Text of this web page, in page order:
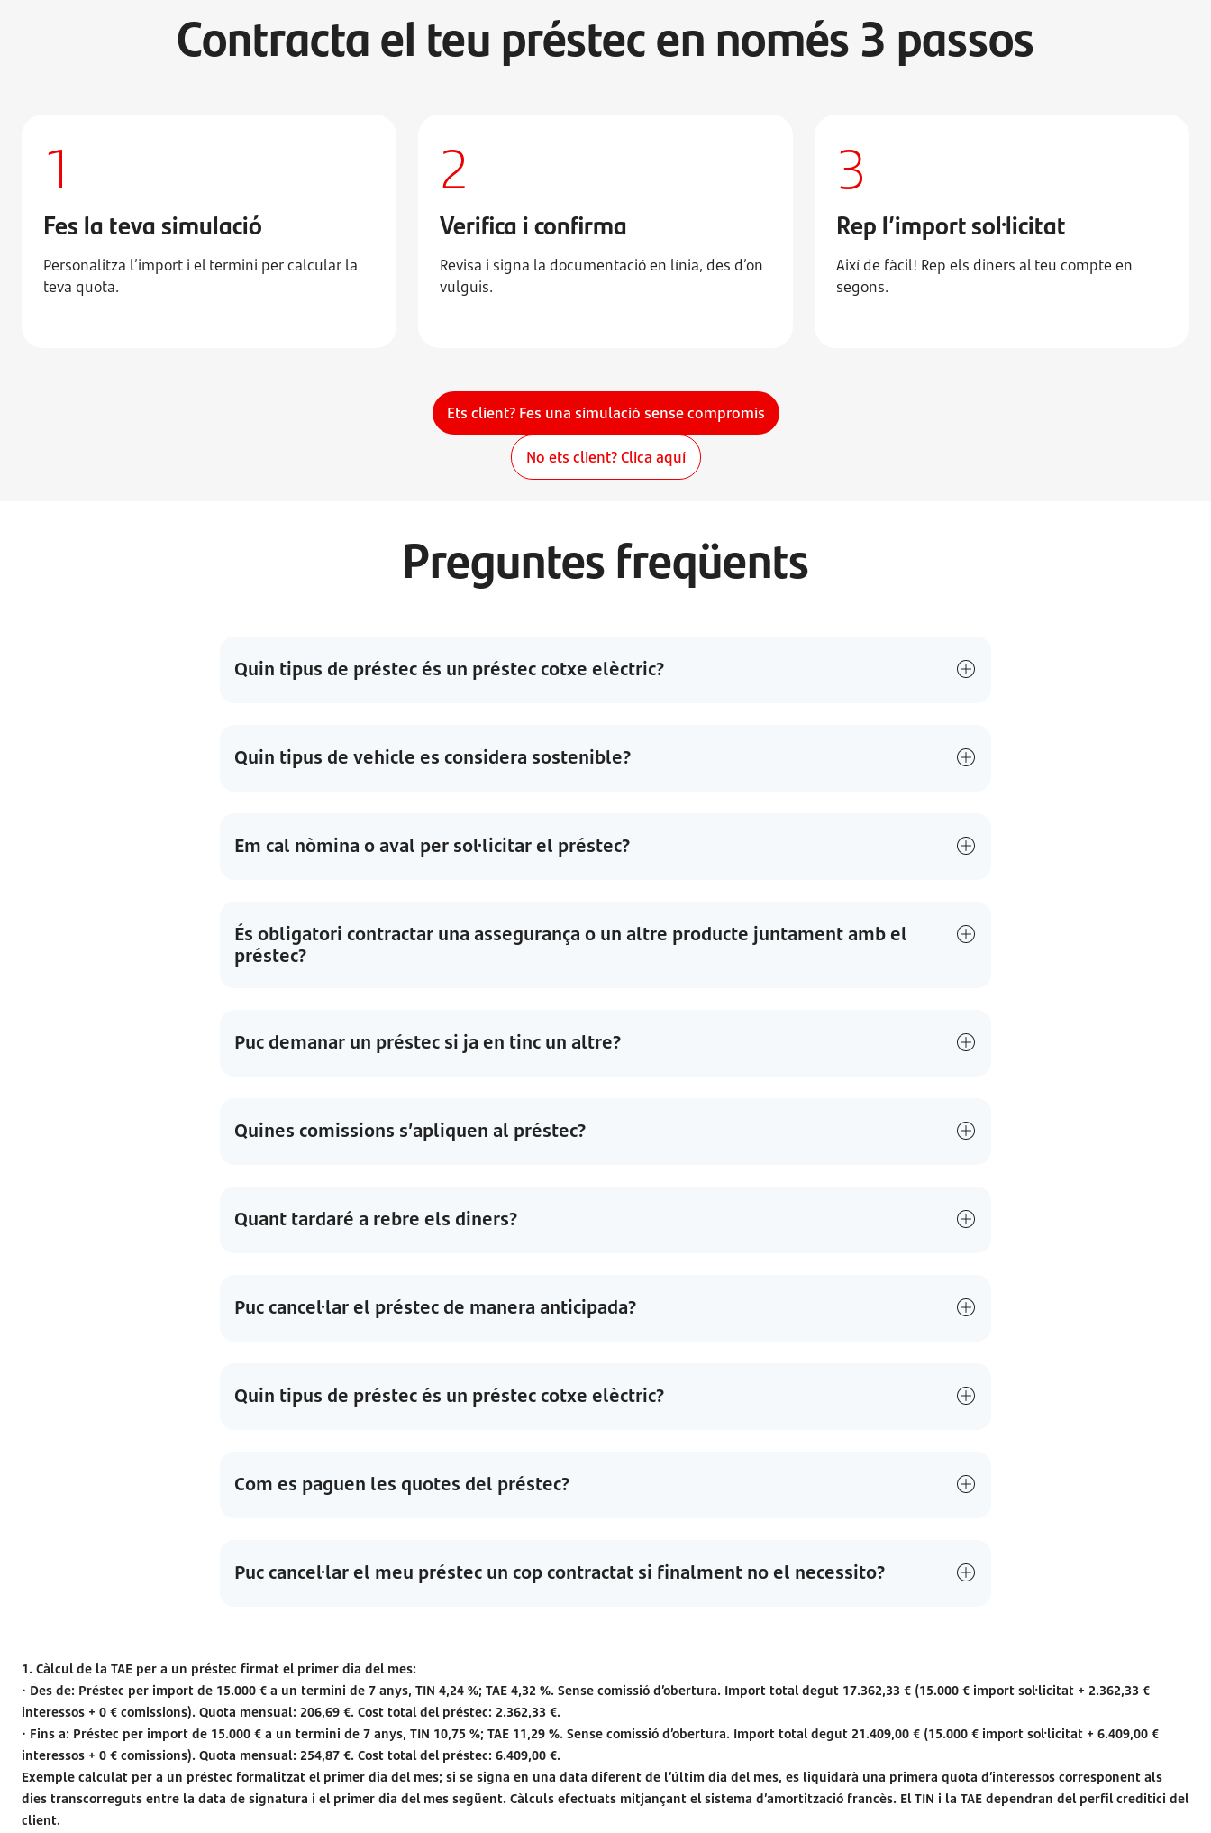
Contracta el teu préstec en només 3 passos
1
Fes la teva simulació
Personalitza l’import i el termini per calcular la
teva quota.
2
Verifica i confirma
Revisa i signa la documentació en línia, des d’on
vulguis.
3
Rep l’import sol·licitat
Així de fàcil! Rep els diners al teu compte en
segons.
Ets client? Fes una simulació sense compromís
No ets client? Clica aquí
Preguntes freqüents
Quin tipus de préstec és un préstec cotxe elèctric?
Quin tipus de vehicle es considera sostenible?
Em cal nòmina o aval per sol·licitar el préstec?
És obligatori contractar una assegurança o un altre producte juntament amb el
préstec?
Puc demanar un préstec si ja en tinc un altre?
Quines comissions s’apliquen al préstec?
Quant tardaré a rebre els diners?
Puc cancel·lar el préstec de manera anticipada?
Quin tipus de préstec és un préstec cotxe elèctric?
Com es paguen les quotes del préstec?
Puc cancel·lar el meu préstec un cop contractat si finalment no el necessito?
1. Càlcul de la TAE per a un préstec firmat el primer dia del mes:
· Des de: Préstec per import de 15.000 € a un termini de 7 anys, TIN 4,24 %; TAE 4,32 %. Sense comissió d’obertura. Import total degut 17.362,33 € (15.000 € import sol·licitat + 2.362,33 €
interessos + 0 € comissions). Quota mensual: 206,69 €. Cost total del préstec: 2.362,33 €.
· Fins a: Préstec per import de 15.000 € a un termini de 7 anys, TIN 10,75 %; TAE 11,29 %. Sense comissió d’obertura. Import total degut 21.409,00 € (15.000 € import sol·licitat + 6.409,00 €
interessos + 0 € comissions). Quota mensual: 254,87 €. Cost total del préstec: 6.409,00 €.
Exemple calculat per a un préstec formalitzat el primer dia del mes; si se signa en una data diferent de l’últim dia del mes, es liquidarà una primera quota d’interessos corresponent als
dies transcorreguts entre la data de signatura i el primer dia del mes següent. Càlculs efectuats mitjançant el sistema d’amortització francès. El TIN i la TAE dependran del perfil creditici del
client.